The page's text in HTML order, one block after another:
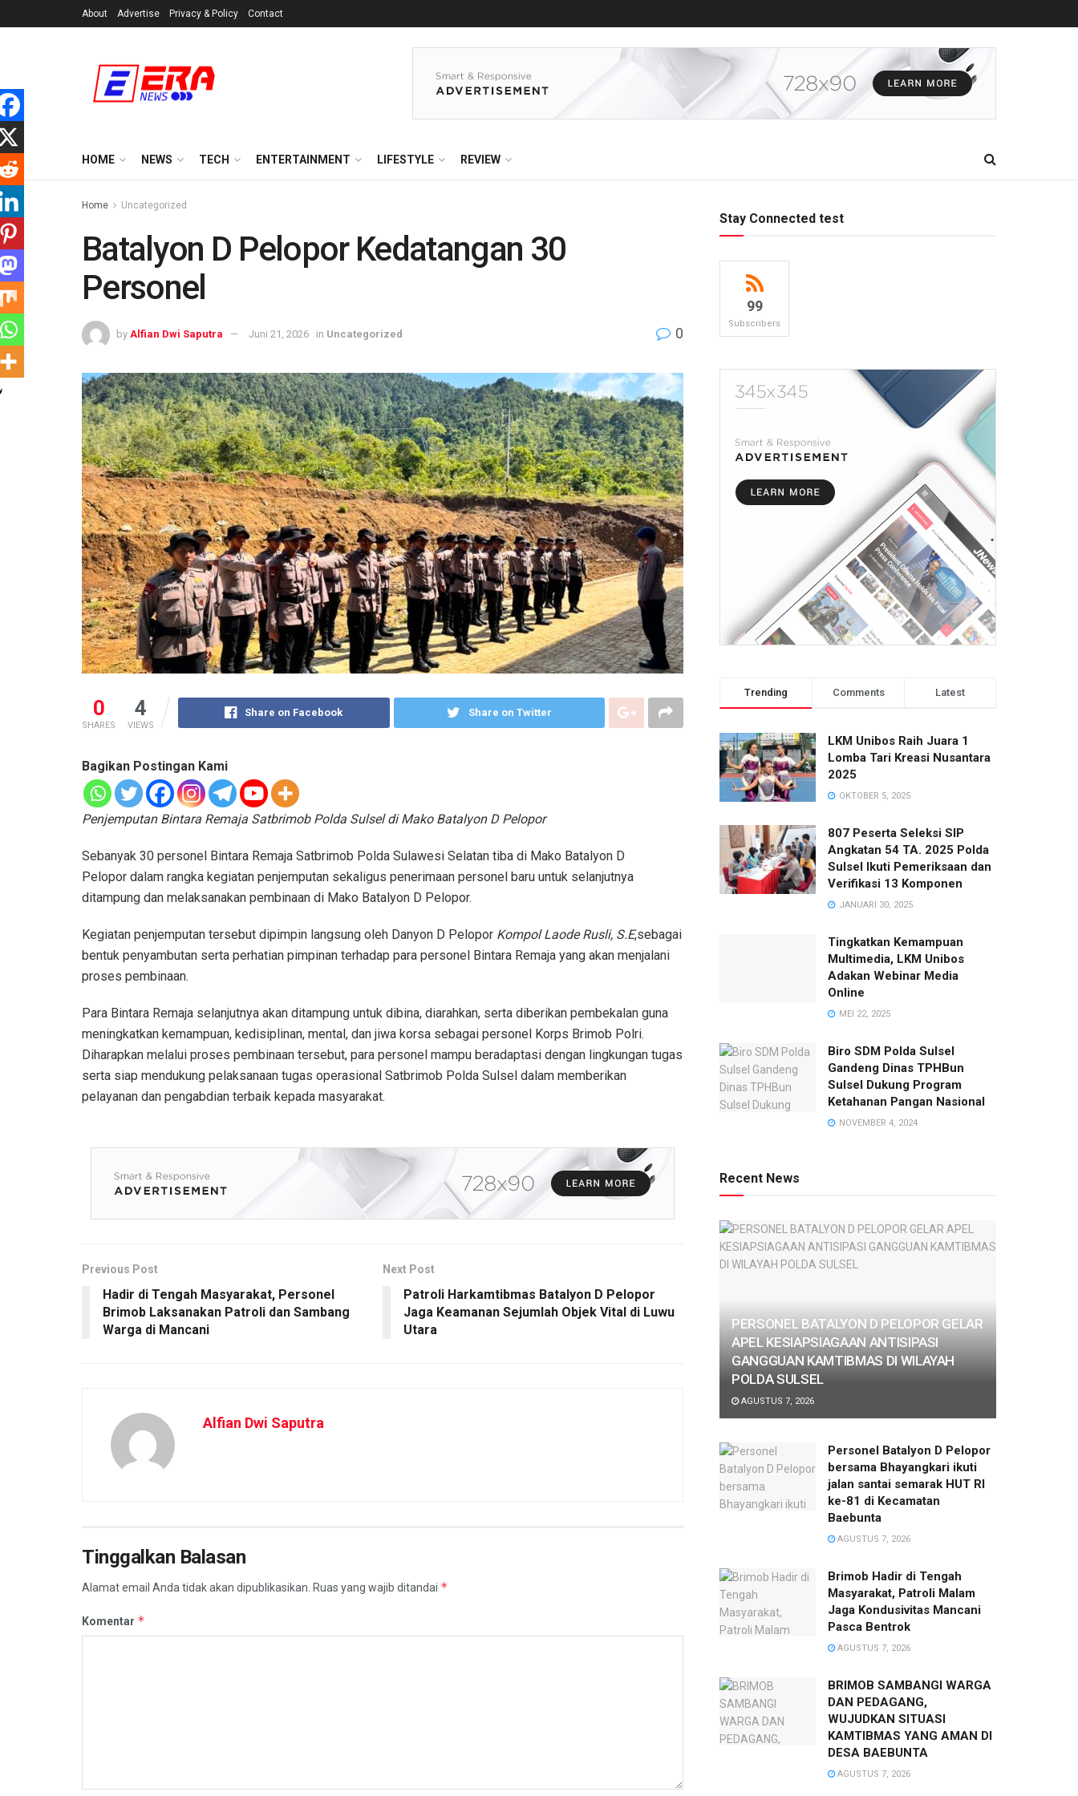
About Advertise Privacy & Policy Contact
HOME NEWS TECH ENTERTAINMENT LIFESTYLE REVIEW
Home Uncategorized
Batalyon D Pelopor Kedatangan 30
Personel
by Alfian Dwi Saputra Juni 21, 2026 in Uncategorized 0
0
SHARES
4
VIEWS
Share on Facebook Share on Twitter
Bagikan Postingan Kami
Penjemputan Bintara Remaja Satbrimob Polda Sulsel di Mako Batalyon D Pelopor
Sebanyak 30 personel Bintara Remaja Satbrimob Polda Sulawesi Selatan tiba di Mako Batalyon D
Pelopor dalam rangka kegiatan penjemputan sekaligus penerimaan personel baru untuk selanjutnya
ditampung dan melaksanakan pembinaan di Mako Batalyon D Pelopor.
Kegiatan penjemputan tersebut dipimpin langsung oleh Danyon D Pelopor Kompol Laode Rusli, S.E,sebagai
bentuk penyambutan serta perhatian pimpinan terhadap para personel Bintara Remaja yang akan menjalani
proses pembinaan.
Para Bintara Remaja selanjutnya akan ditampung untuk dibina, diarahkan, serta diberikan pembekalan guna
meningkatkan kemampuan, kedisiplinan, mental, dan jiwa korsa sebagai personel Korps Brimob Polri.
Diharapkan melalui proses pembinaan tersebut, para personel mampu beradaptasi dengan lingkungan tugas
serta siap mendukung pelaksanaan tugas operasional Satbrimob Polda Sulsel dalam memberikan
pelayanan dan pengabdian terbaik kepada masyarakat.
Previous Post
Hadir di Tengah Masyarakat, Personel
Brimob Laksanakan Patroli dan Sambang
Warga di Mancani
Next Post
Patroli Harkamtibmas Batalyon D Pelopor
Jaga Keamanan Sejumlah Objek Vital di Luwu
Utara
Alfian Dwi Saputra
Tinggalkan Balasan
Alamat email Anda tidak akan dipublikasikan. Ruas yang wajib ditandai *
Komentar *
Stay Connected test
99
Subscribers
Trending Comments Latest
LKM Unibos Raih Juara 1
Lomba Tari Kreasi Nusantara
2025
OKTOBER 5, 2025
807 Peserta Seleksi SIP
Angkatan 54 TA. 2025 Polda
Sulsel Ikuti Pemeriksaan dan
Verifikasi 13 Komponen
JANUARI 30, 2025
Tingkatkan Kemampuan
Multimedia, LKM Unibos
Adakan Webinar Media
Online
MEI 22, 2025
Biro SDM Polda Sulsel
Gandeng Dinas TPHBun
Sulsel Dukung Program
Ketahanan Pangan Nasional
NOVEMBER 4, 2024
Recent News
PERSONEL BATALYON D PELOPOR GELAR
APEL KESIAPSIAGAAN ANTISIPASI
GANGGUAN KAMTIBMAS DI WILAYAH
POLDA SULSEL
AGUSTUS 7, 2026
Personel Batalyon D Pelopor
bersama Bhayangkari ikuti
jalan santai semarak HUT RI
ke-81 di Kecamatan
Baebunta
AGUSTUS 7, 2026
Brimob Hadir di Tengah
Masyarakat, Patroli Malam
Jaga Kondusivitas Mancani
Pasca Bentrok
AGUSTUS 7, 2026
BRIMOB SAMBANGI WARGA
DAN PEDAGANG,
WUJUDKAN SITUASI
KAMTIBMAS YANG AMAN DI
DESA BAEBUNTA
AGUSTUS 7, 2026